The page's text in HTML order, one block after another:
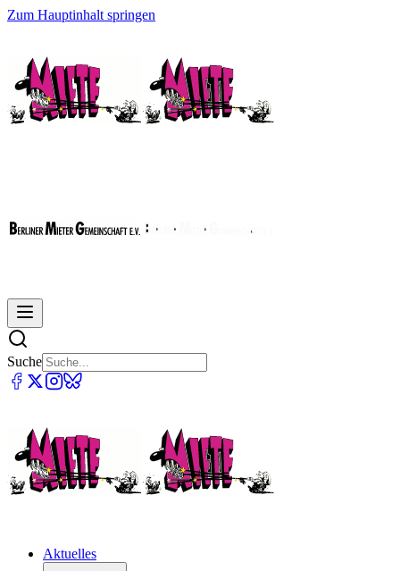
Zum Hauptinhalt springen
Suche
Aktuelles